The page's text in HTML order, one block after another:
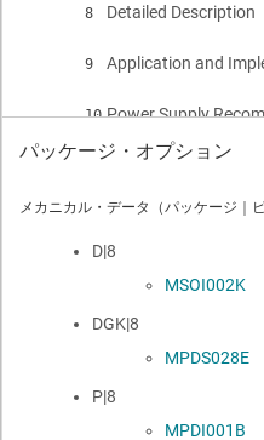
6.2 ESD Ratings
6.3 Recommended
6.4 Thermal
6.5 Thermal
6.6 Electrical
6.8
6.9 Switching
8 Detailed Description
8.1 Overview
8.2 Functional
8.3 Feature
8.4 Device
9 Application and
9.1 Application
9.2 Typical
9.2.1
10 Power Supply
11 Layout
11.1 Layout
11.3
12 Device and
12.2
12.3 サポート・
重要なお知らせ
パッケージ・オプション
メカニカル・データ（パッケージ｜ピ
D|8
MSOI002K
DGK|8
MPDS028E
P|8
MPDI001B